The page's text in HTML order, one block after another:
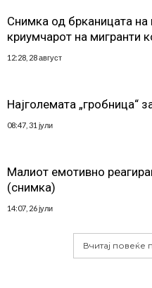
Снимка од брканицата
криумчарот на мигранти
12:28, 28 август
Најголемата „гробница“
08:47, 31 јули
Малиот емотивно
(снимка)
14:07, 26 јули
Вчитај повеќе